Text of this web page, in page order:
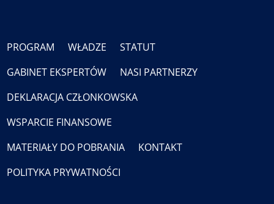
PROGRAM WŁADZE
STATUT
GABINET EKSPERTÓW
NASI PARTNERZY
DEKLARACJA CZŁONKOWSKA
WSPARCIE FINANSOWE
MATERIAŁY DO POBRANIA
KONTAKT
POLITYKA PRYWATNOŚCI